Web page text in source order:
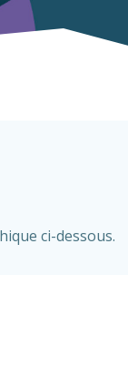
ci-dessous.